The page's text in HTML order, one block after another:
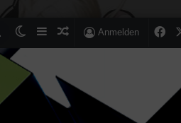
Suchen
nach
Skin umschalten
SidebarZufälliger Artikel
Anmelden